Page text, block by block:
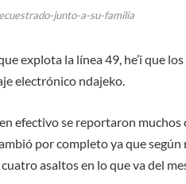
junto-a-su-familia
explota la línea 49, he’i que
electrónico ndajeko.
efectivo se reportaron muchos
por completo ya que según
asaltos en lo que va del